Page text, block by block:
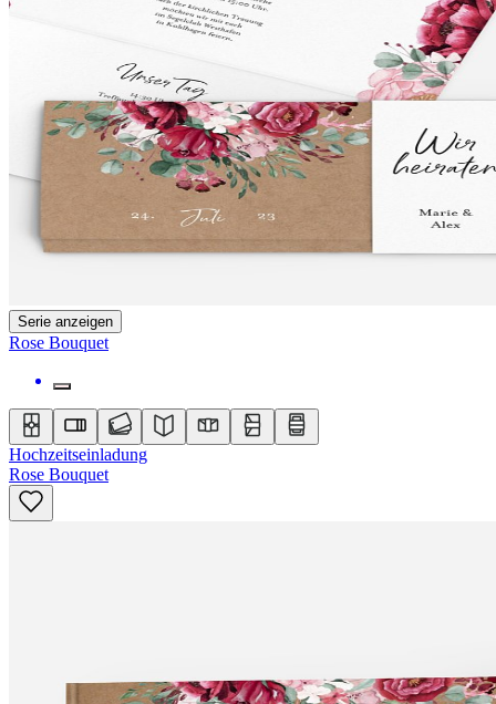
Serie anzeigen
Rose Bouquet
Hochzeitseinladung
Rose Bouquet